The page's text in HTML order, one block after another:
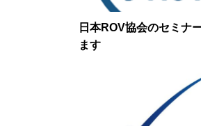
日本ROV協会のセミナ
ます